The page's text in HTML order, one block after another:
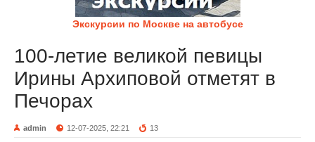
Экскурсии по Москве на автобусе
100-летие великой певицы
Ирины Архиповой отметят в
Печорах
admin 12-07-2025, 22:21 13